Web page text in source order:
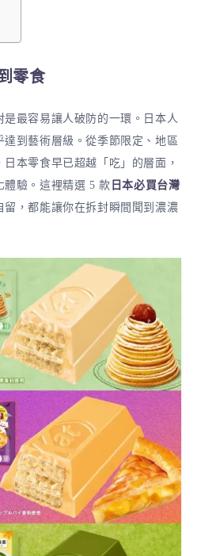
零食
最容易讓人破防的一環。日本人
到藝術層級。從季節限定、地區
本零食早已超越「吃」的層面，
體驗。這裡精選 5 款 日本必買台灣
留，都能讓你在拆封瞬間聞到濃濃